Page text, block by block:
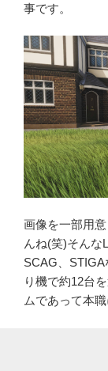
事です。
画像を一部用
んね(笑)そんな
SCAG、
り機で約12台
ムであって本